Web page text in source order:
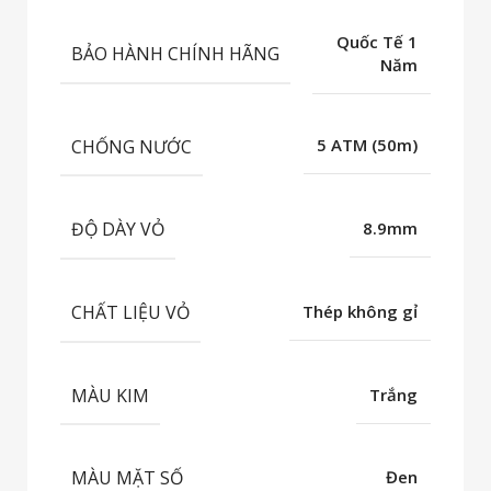
BẢO HÀNH CHÍNH HÃNG
Quốc Tế 1
Năm
CHỐNG NƯỚC 5 ATM (50m)
ĐỘ DÀY VỎ 8.9mm
CHẤT LIỆU VỎ Thép không gỉ
MÀU KIM Trắng
MÀU MẶT SỐ Đen